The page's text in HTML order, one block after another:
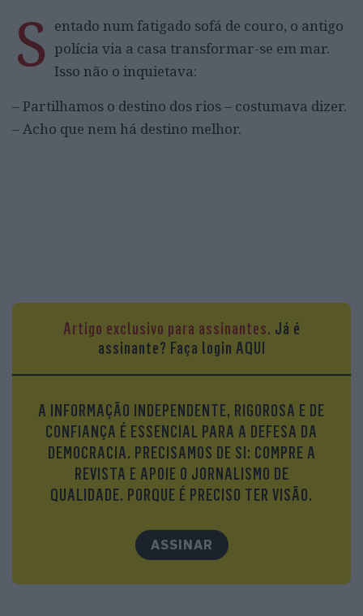
S entado num fatigado sofá de couro, o antigo
polícia via a casa transformar-se em mar.
Isso não o inquietava:
‒ Partilhamos o destino dos rios ‒ costumava dizer.
‒ Acho que nem há destino melhor.
Artigo exclusivo para assinantes. Já é
assinante? Faça login AQUI
A INFORMAÇÃO INDEPENDENTE, RIGOROSA E DE
CONFIANÇA É ESSENCIAL PARA A DEFESA DA
DEMOCRACIA. PRECISAMOS DE SI: COMPRE A
REVISTA E APOIE O JORNALISMO DE
QUALIDADE. PORQUE É PRECISO TER VISÃO.
ASSINAR